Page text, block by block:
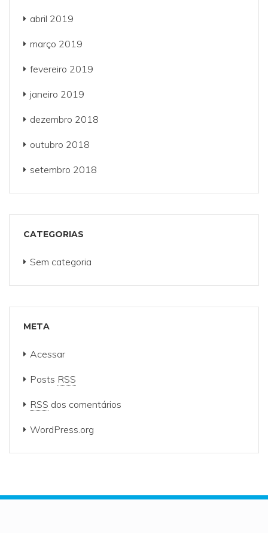
abril 2019
março 2019
fevereiro 2019
janeiro 2019
dezembro 2018
outubro 2018
setembro 2018
CATEGORIAS
Sem categoria
META
Acessar
Posts RSS
RSS dos comentários
WordPress.org